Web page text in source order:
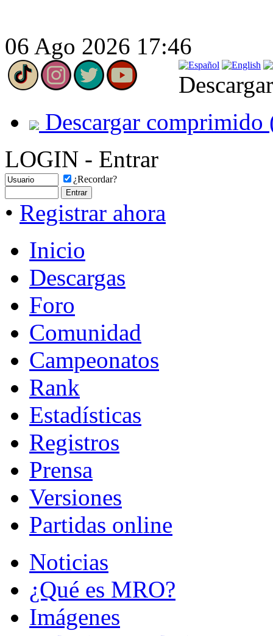
06 Ago 2026 17:46
Descargar comprimido
LOGIN - Entrar
¿Recordar?
• Registrar ahora
Inicio
Descargas
Foro
Comunidad
Campeonatos
Rank
Estadísticas
Registros
Prensa
Versiones
Partidas online
Noticias
¿Qué es MRO?
Imágenes